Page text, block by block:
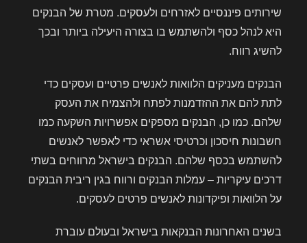
שירותים פיננסיים לאזרחים ולעסקים. מטרת של הבנקים
היא לנהל כסף ולהשתמש בו בצורה היעילה ביותר ובכך
להשיג רווח.
הבנקים מעניקים הלוואות לאנשים פרטיים ועסקים כדי
לתת להם את ההזדמנות לפתח ולהצמיח את העסק
שלהם. כמו כן, הבנקים מספקים אפשרויות השקעה כמו
חשבונות חיסכון וכרטיסי אשראי כדי לאפשר לאנשים
להשתמש בכסף שלהם. הבנקים בישראל מרווחים בשתי
דרכים עיקריות – עמלות הבנקים ורווח בגין ריבית הבנקים
על הלוואות ופיקדונות לאנשים פרטים לעסקים.
בשנים האחרונות הבנקאות בישראל ובעולם עוברת